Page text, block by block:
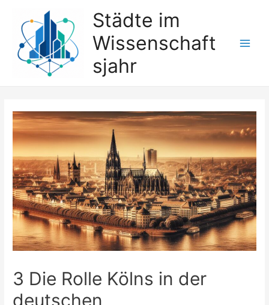
springen
Städte im
Wissenschaft
sjahr
3 Die Rolle Kölns in der
deutschen